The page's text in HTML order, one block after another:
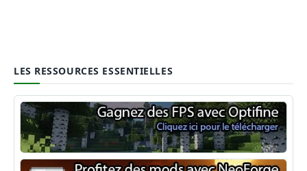
LES RESSOURCES ESSENTIELLES
Optifine